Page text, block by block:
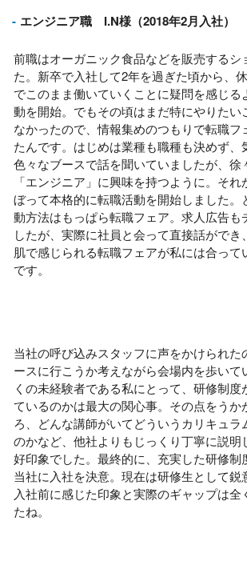
エンジニア職 I.N様（2018年2月入社）
前職はオーガニック食品などを販売するシ
た。新卒で入社して2年を過ぎた頃から、
でこのまま働いていくことに疑問を感じる
動を開始。でもその頃はまだ特にやりたい
なかったので、情報集めのつもりで転職フ
たんです。はじめは業種も職種も決めず、
色々なブースで話を聞いていましたが、徐
「エンジニア」に興味を持つように。それ
ぼって本格的に転職活動を開始しました。
動方法はもっぱら転職フェア。求人広告も
したが、実際に社員と会って直接話ができ
肌で感じられる転職フェアが私には合って
です。
当社の呼び込みスタッフに声をかけられた
ースに行こうか考えながら会場内を歩いて
くの未経験者である私にとって、研修制度
ているのかは最大の関心事。その点をうか
ろ、どんな講師がいてどういうカリキュラ
のかなど、他社よりもじっくり丁寧に説明
好印象でした。最終的に、充実した研修制
当社に入社を決意。現在は研修生として鋭
入社前に感じた印象と実際のギャップは全
たね。